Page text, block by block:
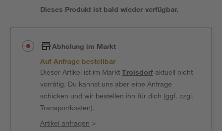
Dieses Produkt ist bald wieder verfügbar.
Abholung im Markt
Auf Anfrage bestellbar
Dieser Artikel ist im MarktTroisdorfaktuell nicht
vorrätig. Du kannst uns aber eine Anfrage
schicken und wir bestellen ihn für dich (ggf. zzgl.
Transportkosten).
Artikel anfragen >